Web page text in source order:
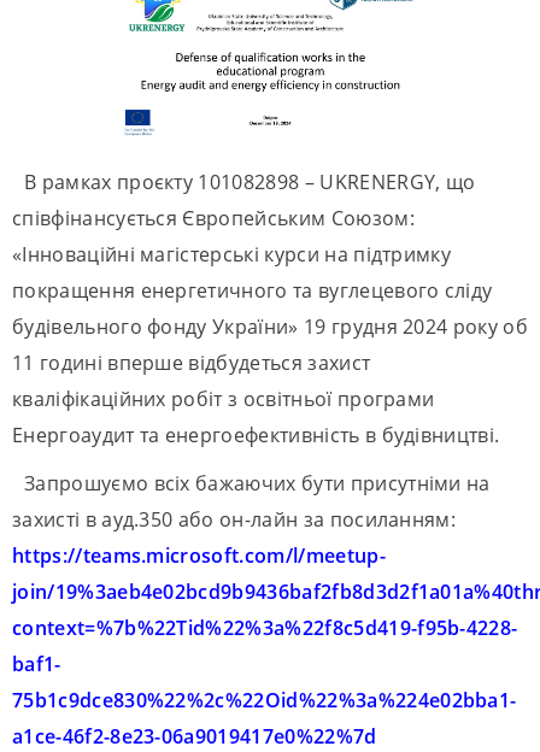
В рамках проєкту 101082898 – UKRENERGY, що
співфінансується Європейським Союзом:
«Інноваційні магістерські курси на підтримку
покращення енергетичного та вуглецевого сліду
будівельного фонду України» 19 грудня 2024 року об
11 годині вперше відбудеться захист
кваліфікаційних робіт з освітньої програми
Енергоаудит та енергоефективність в будівництві.
Запрошуємо всіх бажаючих бути присутніми на
захисті в ауд.350 або он-лайн за посиланням:
https://teams.microsoft.com/l/meetup-
join/
context=%7b%22Tid%22%3a%22f8c5d419-f95b-4228-
baf1-
75b1c9dce830%22%2c%22Oid%22%3a%224e02bba1-
a1ce-46f2-8e23-06a9019417e0%22%7d